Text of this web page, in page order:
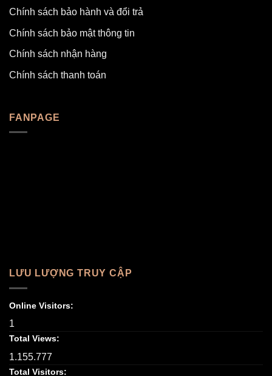
Chính sách bảo hành và đổi trả
Chính sách bảo mật thông tin
Chính sách nhận hàng
Chính sách thanh toán
FANPAGE
LƯU LƯỢNG TRUY CẬP
Online Visitors:
1
Total Views:
1.155.777
Total Visitors: